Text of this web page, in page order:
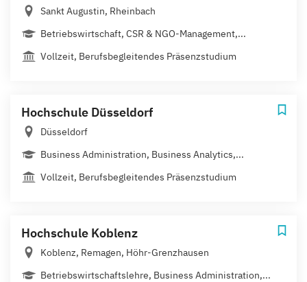
Sankt Augustin, Rheinbach
Betriebswirtschaft, CSR & NGO-Management,...
Vollzeit, Berufsbegleitendes Präsenzstudium
Hochschule Düsseldorf
Düsseldorf
Business Administration, Business Analytics,...
Vollzeit, Berufsbegleitendes Präsenzstudium
Hochschule Koblenz
Koblenz, Remagen, Höhr-Grenzhausen
Betriebswirtschaftslehre, Business Administration,...